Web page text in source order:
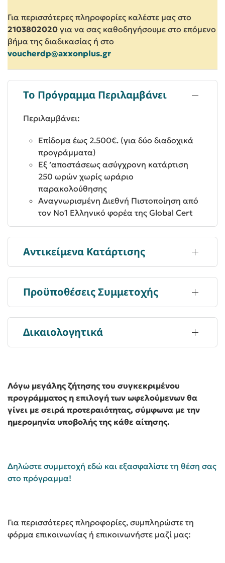
Για περισσότερες πληροφορίες καλέστε μας στο
2103802020 για να σας καθοδηγήσουμε στο επόμενο
βήμα της διαδικασίας ή στο
voucherdp@axxonplus.gr
Το Πρόγραμμα Περιλαμβάνει
Περιλαμβάνει:
Επίδομα έως 2.500€. (για δύο διαδοχικά
προγράμματα)
Εξ ’αποστάσεως ασύγχρονη κατάρτιση
250 ωρών χωρίς ωράριο
παρακολούθησης
Αναγνωρισμένη Διεθνή Πιστοποίηση από
τον Νο1 Ελληνικό φορέα της Global Cert
Αντικείμενα Κατάρτισης
Προϋποθέσεις Συμμετοχής
Δικαιολογητικά
Λόγω μεγάλης ζήτησης του συγκεκριμένου
προγράμματος η επιλογή των ωφελούμενων θα
γίνει με σειρά προτεραιότητας, σύμφωνα με την
ημερομηνία υποβολής της κάθε αίτησης.
Δηλώστε συμμετοχή εδώ και εξασφαλίστε τη θέση σας
στο πρόγραμμα!
Για περισσότερες πληροφορίες, συμπληρώστε τη
φόρμα επικοινωνίας ή επικοινωνήστε μαζί μας: